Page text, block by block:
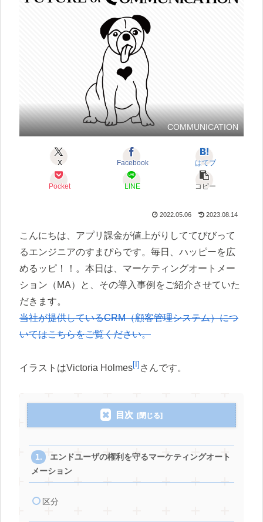
COMMUNICATION
X Facebook はてブ
Pocket LINE コピー
2022.05.06 2023.08.14
こんにちは、アプリ課金が値上がりしててびびって
るエンジニアのすまぴらです。毎日、ハッピーを広
めるッピ！！。本日は、マーケティングオートメー
ション（MA）と、その導入事例をご紹介させていた
だきます。
当社が提供しているCRM（顧客管理システム）につ
いてはこちらをご覧ください。
イラストはVictoria Holmes[I] さんです。
目次
エンドユーザの権利を守るマーケティングオート
メーション
区分